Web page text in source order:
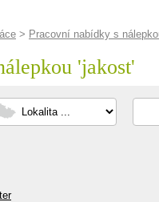
> Pracovní nabídky s
'jakost'